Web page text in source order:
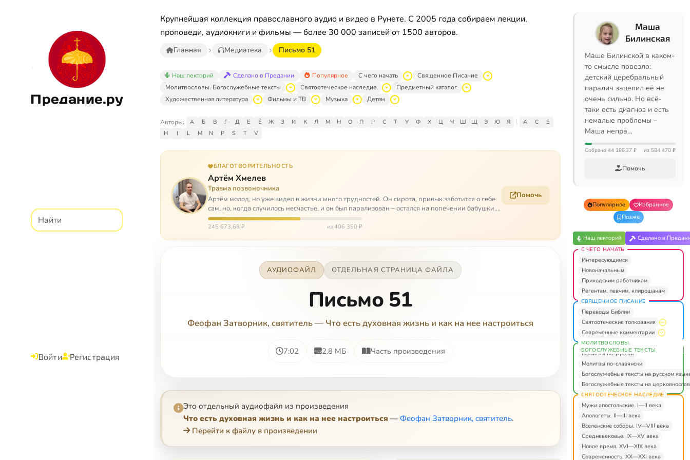
Предание.ру
Войти Регистрация
Крупнейшая коллекция православного аудио и видео в Рунете. С 2005 года собираем лекции,
проповеди, аудиокниги и фильмы — более 30 000 записей от 1500 авторов.
Главная Медиатека Письмо 51
Наш лекторий Сделано в Предании Популярное С чего начать
Священное Писание
Молитвословы. Богослужебные тексты
Святоотеческое наследие
Предметный каталог
Художественная литература
Фильмы и ТВ Музыка Детям
Авторы: А Б В Г Д Е Ё Ж З И К Л М Н О П Р С Т У Ф Х Ц Ч Ш Щ Э Ю Я | A C
E
H
I L M N P S T V
БЛАГОТВОРИТЕЛЬНОСТЬ
Артём Хмелев
Травма позвоночника
Артём молод, но уже видел в жизни много трудностей. Он сирота, привык заботится о себе
сам, но, когда случилось несчастье, и он был парализован – остался на попечении бабушки.
И кр…
245 673,68 ₽ из 406 350 ₽
Помочь
АУДИОФАЙЛ ОТДЕЛЬНАЯ СТРАНИЦА ФАЙЛА
Письмо 51
Феофан Затворник, святитель— Что есть духовная жизнь и как на нее настроиться
7:02 2.8 МБ Часть произведения
Это отдельный аудиофайл из произведения
Что есть духовная жизнь и как на нее настроиться — Феофан Затворник, святитель.
Перейти к файлу в произведении
Маша
Билинская
Маше Билинской в каком-
то смысле повезло:
детский церебральный
паралич зацепил её не
очень сильно. Но всё-
таки есть диагноз и есть
немалые проблемы –
Маша непра…
Собрано 44 186,37 ₽ из 584 470 ₽
Помочь
Популярное
Избранное
Позже
Наш лекторий Сделано в
С ЧЕГО НАЧАТЬ
Интересующимся
Новоначальным
Приходским работникам
Регентам, певчим, клирошанам
СВЯЩЕННОЕ ПИСАНИЕ
Переводы Библии
Святоотеческие толкования
Современные комментарии
МОЛИТВОСЛОВЫ.
БОГОСЛУЖЕБНЫЕ ТЕКСТЫ
Молитвы по-русски
Молитвы по-славянски
Богослужебные тексты на русском
Богослужебные тексты на
СВЯТООТЕЧЕСКОЕ НАСЛЕДИЕ
Мужи апостольские. I—II века
Апологеты. II—III века
Вселенские соборы. IV—VIII века
Средневековье. IX—XV века
Новое время. XVI—XIX века
Современность. XX—XXI века